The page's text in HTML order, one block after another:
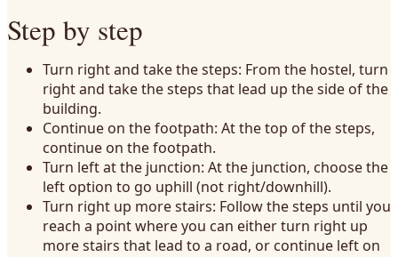
Step by step
Turn right and take the steps: From the hostel, turn
right and take the steps that lead up the side of the
building.
Continue on the footpath: At the top of the steps,
continue on the footpath.
Turn left at the junction: At the junction, choose the
left option to go uphill (not right/downhill).
Turn right up more stairs: Follow the steps until you
reach a point where you can either turn right up
more stairs that lead to a road, or continue left on